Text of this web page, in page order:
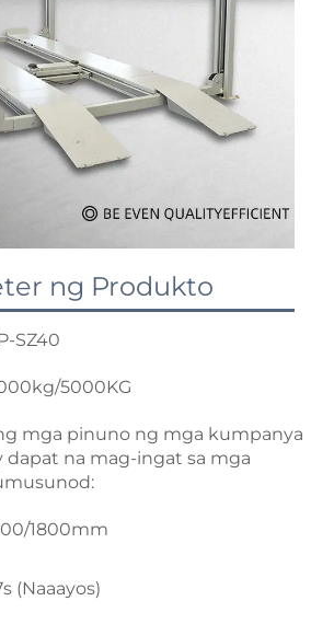
ng Produkto
SZ40
5000KG
mga pinuno ng mga kumpanya
dapat na mag-ingat sa mga
1800mm
(Naaayos)